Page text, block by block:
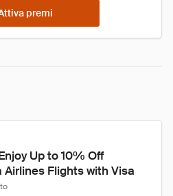
premi
Up to 10% Off
Airlines Flights with Visa